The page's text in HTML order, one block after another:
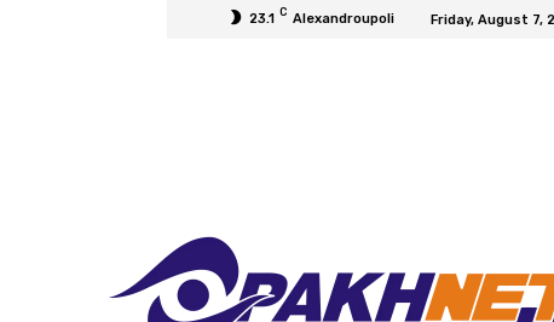
23.1 C Alexandroupoli Friday, August 7,